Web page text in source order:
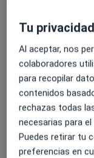
Consulta online
100 € Detalles
Tratamiento de la
Detalles
Tratamiento para
Detalles
Tu
Al aceptar, nos
colaboradores
para recopilar
contenidos
rechazas todas
necesarias para
Puedes retirar tu
preferencias en